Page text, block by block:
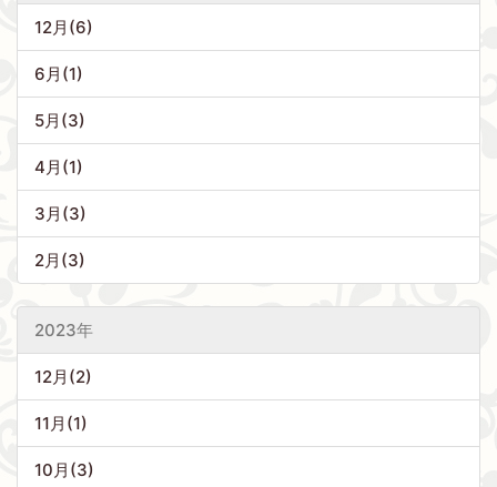
12月(6)
6月(1)
5月(3)
4月(1)
3月(3)
2月(3)
2023年
12月(2)
11月(1)
10月(3)